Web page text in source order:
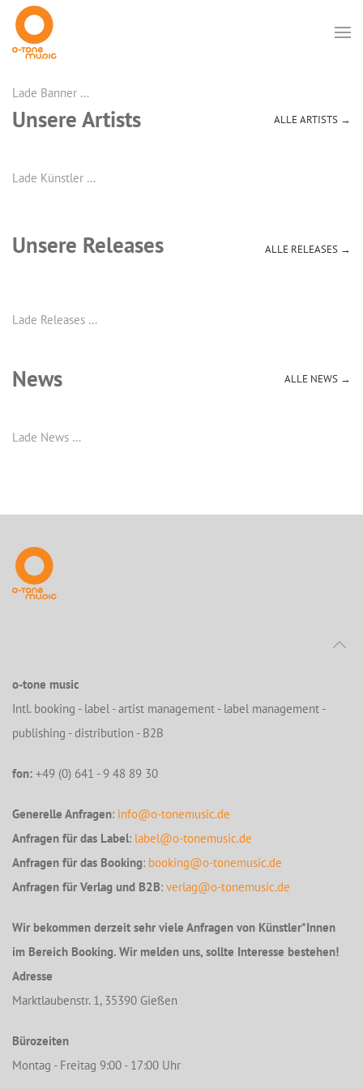
Lade Banner …
Unsere Artists ALLE ARTISTS →
Lade Künstler …
Unsere Releases ALLE RELEASES →
Lade Releases …
News ALLE NEWS →
Lade News …
o-tone music
Intl. booking - label - artist management - label management -
publishing - distribution - B2B
fon: +49 (0) 641 - 9 48 89 30
Generelle Anfragen: info@o-tonemusic.de
Anfragen für das Label: label@o-tonemusic.de
Anfragen für das Booking: booking@o-tonemusic.de
Anfragen für Verlag und B2B: verlag@o-tonemusic.de
Wir bekommen derzeit sehr viele Anfragen von Künstler*Innen
im Bereich Booking. Wir melden uns, sollte Interesse bestehen!
Adresse
Marktlaubenstr. 1, 35390 Gießen
Bürozeiten
Montag - Freitag 9:00 - 17:00 Uhr